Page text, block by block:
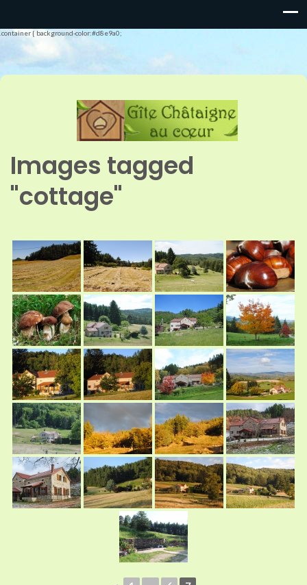
.container { background-color:#d8e9a0;
Images tagged
"cottage"